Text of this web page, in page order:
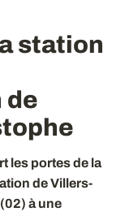
station
de
les portes de la
de Villers-
à une